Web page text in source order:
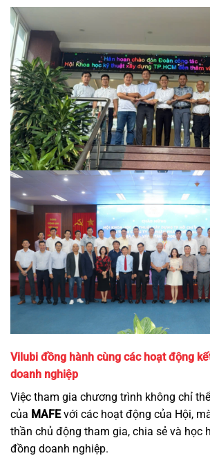
Vilubi đồng hành cùng các hoạt động
doanh nghiệp
Việc tham gia chương trình không chỉ
của MAFEvới các hoạt động của Hội,
thần chủ động tham gia, chia sẻ và học
đồng doanh nghiệp.